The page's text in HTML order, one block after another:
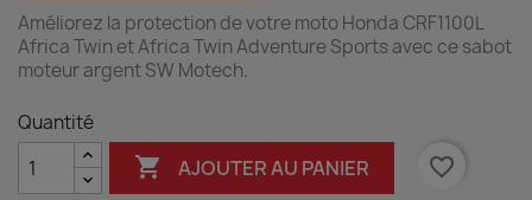
Améliorez la protection de votre moto Honda CRF1100L
Africa Twin et Africa Twin Adventure Sports avec ce sabot
moteur argent SW Motech.
Quantité
 AJOUTER AU PANIER
favorite_border